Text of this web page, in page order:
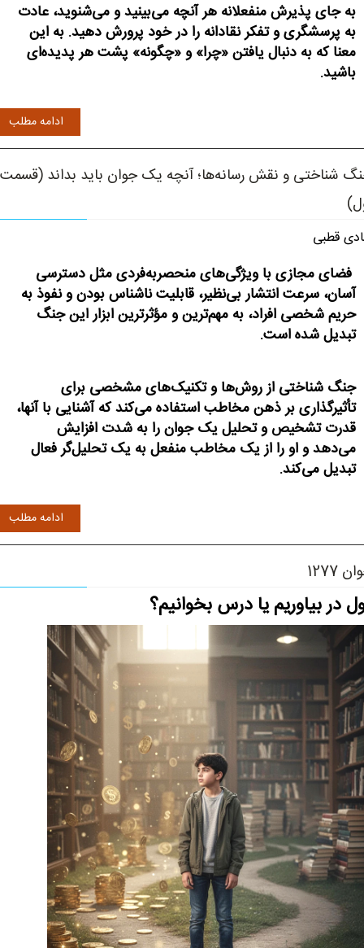
به جای پذیرش منفعلانه هر آنچه می‌بینید و می‌شنوید، عادت
به پرسشگری و تفکر نقادانه را در خود پرورش دهید. به این
معنا که به دنبال یافتن «چرا» و «چگونه» پشت هر پدیده‌ای
باشید.
ادامه مطلب
شناختی و نقش رسانه‌ها؛ آنچه یک جوان باید بداند (قسمت
قطبی
فضای مجازی با ویژگی‌های منحصربه‌فردی مثل دسترسی
آسان، سرعت انتشار بی‌نظیر، قابلیت ناشناس بودن و نفوذ به
حریم شخصی افراد، به مهم‌ترین و مؤثرترین ابزار این جنگ
تبدیل شده است.
جنگ شناختی از روش‌ها و تکنیک‌های مشخصی برای
تأثیرگذاری بر ذهن مخاطب استفاده می‌کند که آشنایی با آنها،
قدرت تشخیص و تحلیل یک جوان را به شدت افزایش
می‌دهد و او را از یک مخاطب منفعل به یک تحلیل‌گر فعال
تبدیل می‌کند.
ادامه مطلب
1277
در بیاوریم یا درس بخوانیم؟